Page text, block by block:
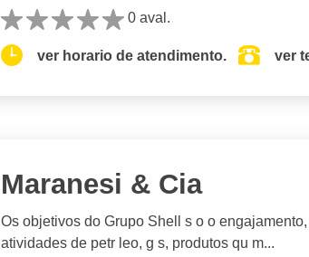
0 aval.
ver horario de atendimento. ver
Maranesi & Cia
Os objetivos do Grupo Shell s o o
atividades de petr leo, g s, produtos qu m...